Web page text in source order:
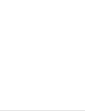
대표하는 렉스턴 스포